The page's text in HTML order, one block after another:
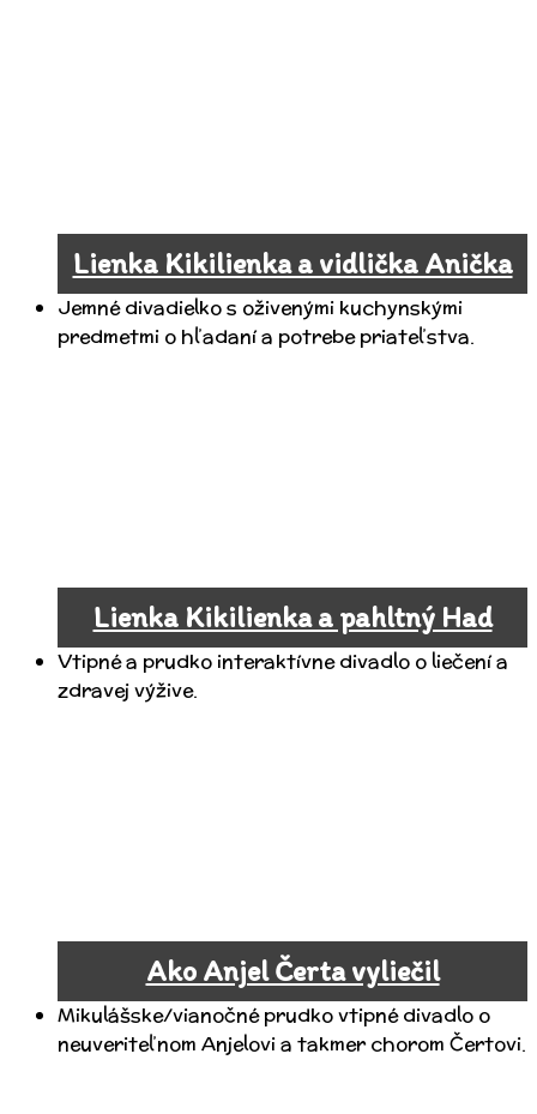
Lienka Kikilienka a vidlička Anička
Jemné divadielko s oživenými kuchynskými
predmetmi o hľadaní a potrebe priateľstva.
Lienka Kikilienka a pahltný Had
Vtipné a prudko interaktívne divadlo o liečení a
zdravej výžive.
Ako Anjel Čerta vyliečil
Mikulášske/vianočné prudko vtipné divadlo o
neuveriteľnom Anjelovi a takmer chorom Čertovi.